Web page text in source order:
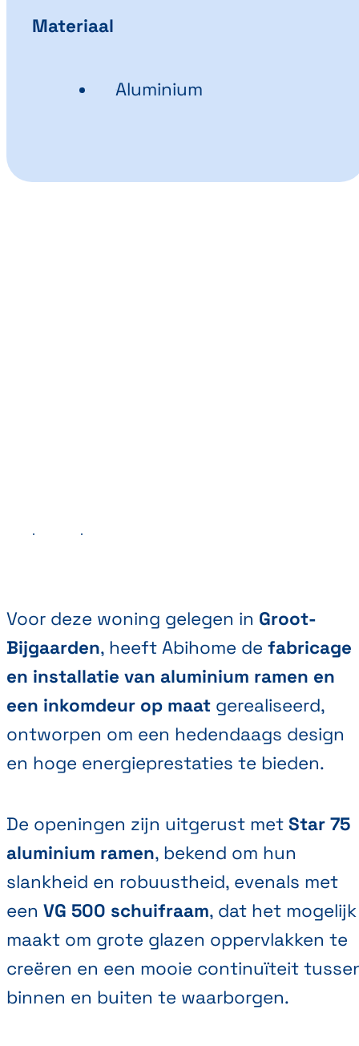
Materiaal
Aluminium
Voor deze woning gelegen in Groot-
Bijgaarden, heeft Abihome de fabricage
en installatie van aluminium ramen en
een inkomdeur op maat gerealiseerd,
ontworpen om een hedendaags design
en hoge energieprestaties te bieden.
De openingen zijn uitgerust met Star 75
aluminium ramen, bekend om hun
slankheid en robuustheid, evenals met
een VG 500 schuifraam, dat het mogelijk
maakt om grote glazen oppervlakken te
creëren en een mooie continuïteit
binnen en buiten te waarborgen.